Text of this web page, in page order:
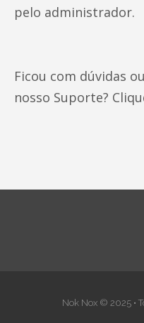
pelo administrador.
Ficou com dúvidas
nosso Suporte?
Nok Nox © 2025 •